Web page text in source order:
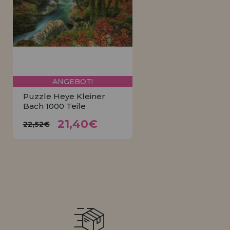
LIQUIDIÉRUNG
INFORMATIONEN
NEUER KUNDE
ANGEBOT!
Puzzle Heye Kleiner
Bach 1000 Teile
22,52€ 21,40€